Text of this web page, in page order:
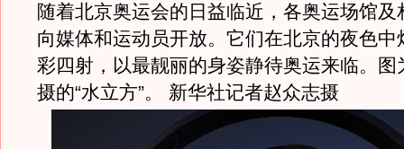
随着北京奥运会的日益临近，各奥运场馆及
向媒体和运动员开放。它们在北京的夜色中
彩四射，以最靓丽的身姿静待奥运来临。图
摄的“水立方”。 新华社记者赵众志摄